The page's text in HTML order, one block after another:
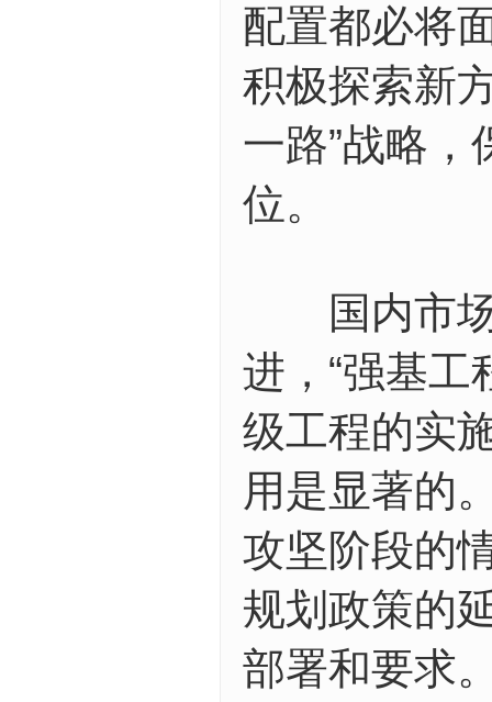
配置都必将
积极探索新
一路”战略
位。
国内市场
进，“强基工
级工程的实
用是显著的
攻坚阶段的
规划政策的
部署和要求